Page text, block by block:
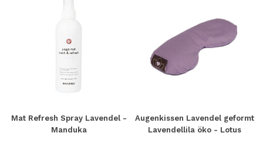
Mat Refresh Spray Lavendel -
Manduka
Augenkissen Lavendel geformt
Lavendellila öko - Lotus